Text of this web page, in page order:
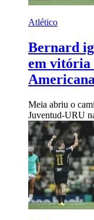
Atlético
Bernard
em vitória
Americana
Meia abriu o
Juventud-URU